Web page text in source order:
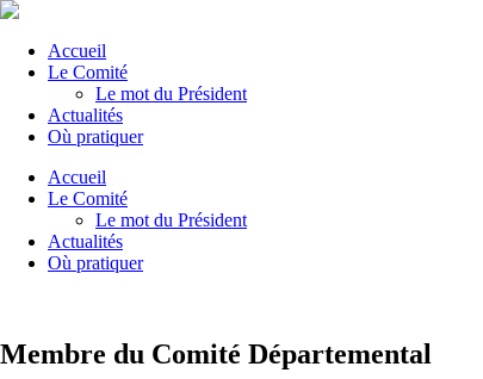
Accueil
Le Comité
Le mot du Président
Actualités
Où pratiquer
Accueil
Le Comité
Le mot du Président
Actualités
Où pratiquer
Membre du Comité Départemental